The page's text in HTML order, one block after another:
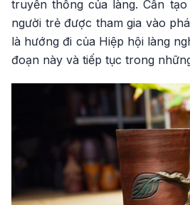
truyền thống của làng. Cần
người trẻ được tham gia vào
là hướng đi của Hiệp hội làng
đoạn này và tiếp tục trong